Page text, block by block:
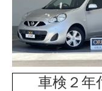
車検２年